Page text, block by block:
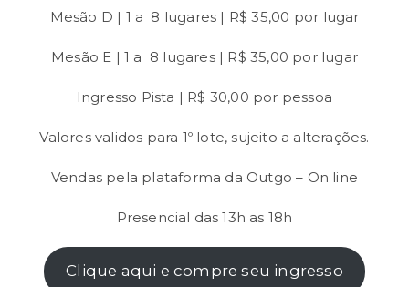
Mesão D | 1 a 8 lugares | R$ 35,00 por lugar
Mesão E | 1 a 8 lugares | R$ 35,00 por lugar
Ingresso Pista | R$ 30,00 por pessoa
Valores validos para 1º lote, sujeito a alterações.
Vendas pela plataforma da Outgo – On line
Presencial das 13h as 18h
Clique aqui e compre seu ingresso